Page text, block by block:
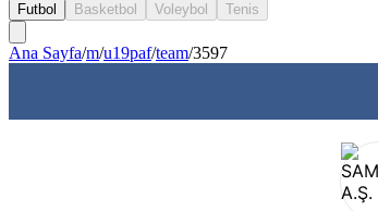
Futbol Basketbol Voleybol Tenis
Ana Sayfa/m/u19paf/team/3597